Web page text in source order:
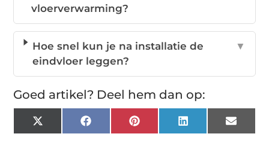
vloerverwarming?
Hoe snel kun je na installatie de
eindvloer leggen?
▼
Goed artikel? Deel hem dan op:
X
(Twitter)
FacebookPinterestLinkedInEmail